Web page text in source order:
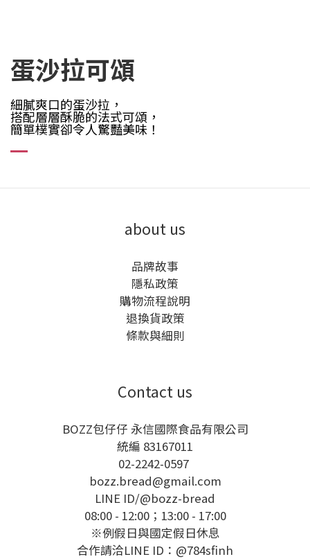
蛋沙拉可頌
細膩爽口的蛋沙拉，
搭配層層酥脆的法式可頌 ，
簡單樸實卻令人驚豔美味！
about us
品牌故事
隱私政策
購物流程說明
退換貨政策
條款與細則
Contact us
BOZZ包仔仔 永信國際食品有限公司
統編 83167011
02-2242-0597
bozz.bread@gmail.com
LINE ID/@bozz-bread
08:00 - 12:00；13:00 - 17:00
※例假日與國定假日休息
合作請洽LINE ID：@784sfinh